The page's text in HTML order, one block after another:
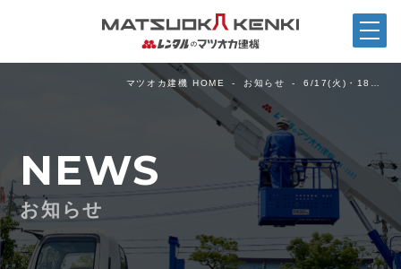
マツオカ建機 HOME お知らせ 6/17(火)・18…
NEWS
お知らせ